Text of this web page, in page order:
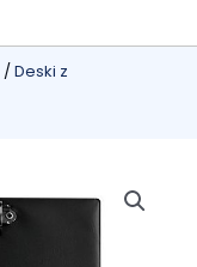
/Deski z